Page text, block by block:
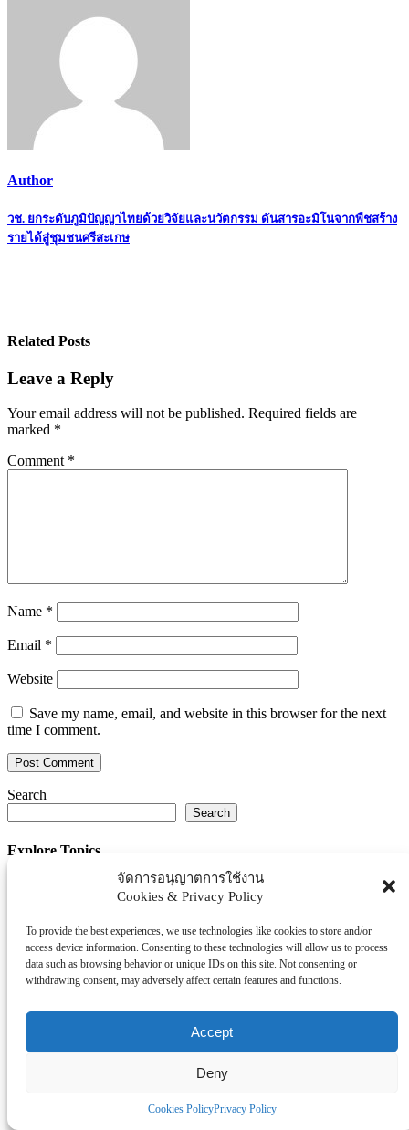
จัดการอนุญาตการใช้งาน
Cookies & Privacy Policy
To provide the best experiences, we use technologies like cookies to store and/or
access device information. Consenting to these technologies will allow us to process
data such as browsing behavior or unique IDs on this site. Not consenting or
withdrawing consent, may adversely affect certain features and functions.
Accept
Deny
Cookies PolicyPrivacy Policy
Author
Post
navigation
วช. ยกระดับภูมิปัญญาไทยด้วยวิจัยและนวัตกรรม ดันสารอะมิโนจากพืชสร้าง
รายได้สู่ชุมชนศรีสะเกษ
Related Posts
Leave a Reply
Your email address will not be published. Required fields are
marked *
Comment *
Name *
Email *
Website
Save my name, email, and website in this browser for the next
time I comment.
Search
Search
Explore Topics
Thaiworldtoday
Uncategorized
ธุรกิจ/ประกัน/การเงิน
บันเทิง/กีฬา
ภาครัฐ/ราชการ
ยานยนต์
โรงแรม/ท่องเที่ยว/อาหาร
Tag Clouds